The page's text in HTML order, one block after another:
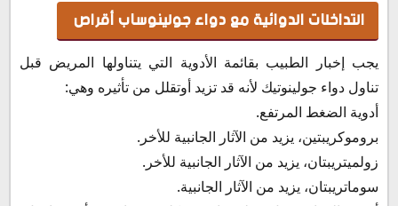
التداخلات الدوائية مع دواء جولينوساب أقراص
يجب إخبار الطبيب بقائمة الأدوية التي يتناولها المريض قبل
تناول دواء جولينوتيك لأنه قد تزيد أوتقلل من تأثيره وهي:
أدوية الضغط المرتفع.
بروموكريبتين، يزيد من الآثار الجانبية للأخر.
زولميتريبتان، يزيد من الآثار الجانبية للأخر.
سوماتريبتان، يزيد من الآثار الجانبية.